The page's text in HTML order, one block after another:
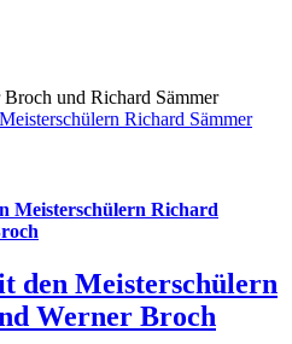
Richard Sämmer
Meisterschülern Richard
den Meisterschülern
Werner Broch